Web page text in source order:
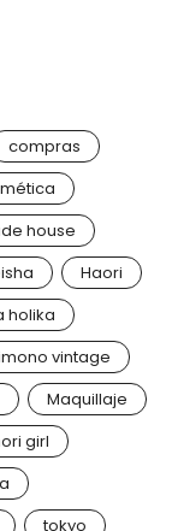
compras
house
Haori
holika
vintage
Maquillaje
girl
tokyo